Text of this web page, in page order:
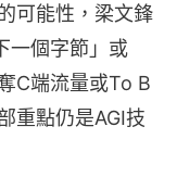
可能性，梁文鋒
一個字節」或
C端流量或To B
重點仍是AGI技